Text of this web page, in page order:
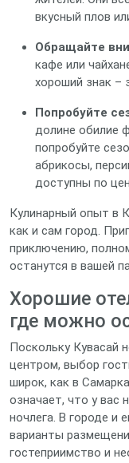
вкусный плов
Обращайте
кафе или
хороший знак –
Попробуйте
долине обилие
попробуйте
абрикосы,
доступны по
Кулинарный опыт в
как и сам город.
приключению,
останутся в вашей
Хорошие
где можно
Поскольку Кувасай
центром, выбор
широк, как в
означает, что у вас
ночлега. В городе и
варианты
гостеприимство и